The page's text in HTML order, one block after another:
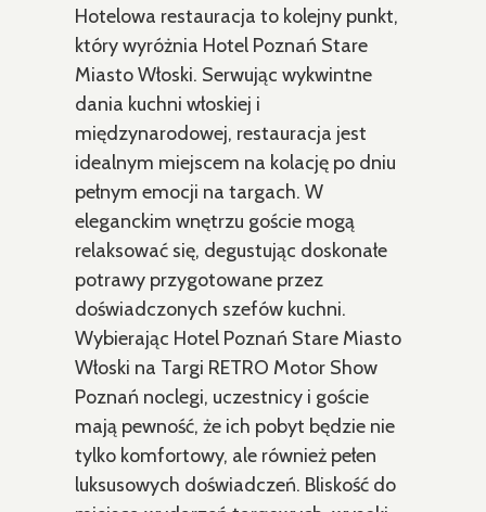
Hotelowa restauracja to kolejny punkt,
który wyróżnia Hotel Poznań Stare
Miasto Włoski. Serwując wykwintne
dania kuchni włoskiej i
międzynarodowej, restauracja jest
idealnym miejscem na kolację po dniu
pełnym emocji na targach. W
eleganckim wnętrzu goście mogą
relaksować się, degustując doskonałe
potrawy przygotowane przez
doświadczonych szefów kuchni.
Wybierając Hotel Poznań Stare Miasto
Włoski na Targi RETRO Motor Show
Poznań noclegi, uczestnicy i goście
mają pewność, że ich pobyt będzie nie
tylko komfortowy, ale również pełen
luksusowych doświadczeń. Bliskość do